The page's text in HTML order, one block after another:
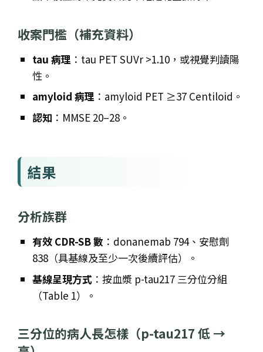
收案門檻（補充資料）
tau 病理 ：tau PET SUVr >1.10，或視覺判讀陽
性。
amyloid 病理 ：amyloid PET ≥37 Centiloid。
認知 ：MMSE 20–28。
結果
分析族群
有效 CDR-SB 數 ：donanemab 794、安慰劑
838（具基線及至少一次後續評估）。
基線呈現方式 ：按血漿 p-tau217 三分位分組
（Table 1）。
三分位的病人長怎樣（p-tau217 低 →